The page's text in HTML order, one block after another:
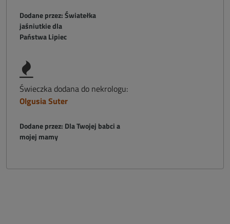
Dodane przez: Światełka
jaśniutkie dla
Państwa Lipiec
Świeczka dodana do nekrologu:
Olgusia Suter
Dodane przez: Dla Twojej babci a
mojej mamy